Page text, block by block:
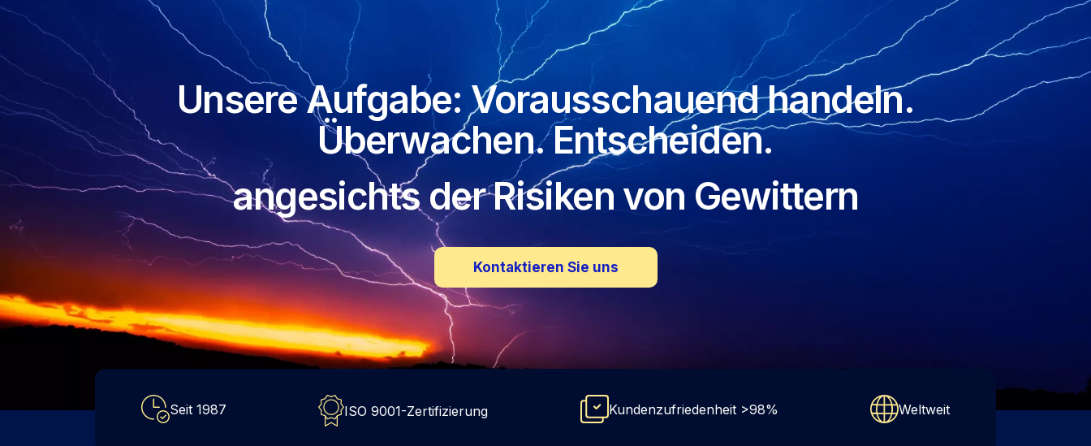
Unsere Aufgabe: Vorausschauend handeln.
Überwachen. Entscheiden.
angesichts der Risiken von Gewittern
Kontaktieren Sie uns
Seit 1987 ISO 9001-Zertifizierung Kundenzufriedenheit >98% Weltweit